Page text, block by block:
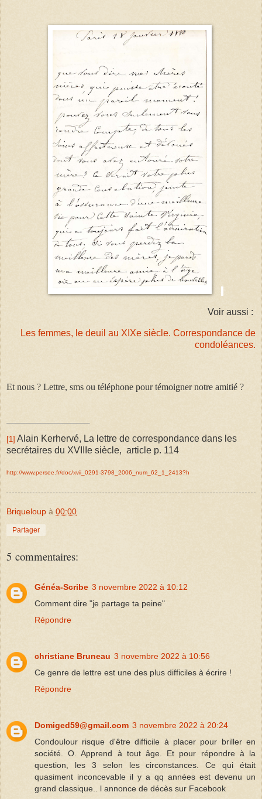
Voir aussi :
Les femmes, le deuil au XIXe siècle. Correspondance de
condoléances.
Et nous ? Lettre, sms ou téléphone pour témoigner notre amitié ?
[1] Alain Kerhervé, La lettre de correspondance dans les
secrétaires du XVIIIe siècle, article p. 114
http://www.persee.fr/doc/xvii_0291-3798_2006_num_62_1_2413?h
Briqueloup à 00:00
Partager
5 commentaires:
Généa-Scribe 3 novembre 2022 à 10:12
Comment dire "je partage ta peine"
Répondre
christiane Bruneau 3 novembre 2022 à 10:56
Ce genre de lettre est une des plus difficiles à écrire !
Répondre
Domiged59@gmail.com 3 novembre 2022 à 20:24
Condoulour risque d'être difficile à placer pour briller en
société. O. Apprend à tout âge. Et pour répondre à la
question, les 3 selon les circonstances. Ce qui était
quasiment inconcevable il y a qq années est devenu un
grand classique.. l annonce de décès sur Facebook